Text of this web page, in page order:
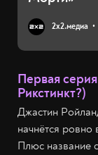
2х2.медиа
Первая
Рикстинкт?)
Джастин
начнётся ровно
Плюс название